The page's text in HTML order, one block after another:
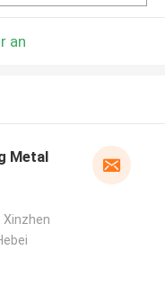
an
Metal